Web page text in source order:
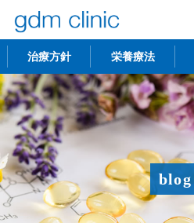
治療方針 栄養療法
不妊治療
アンチエイジング
アトピー性皮膚炎
レーザー脱毛
blog